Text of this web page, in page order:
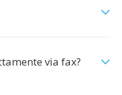
via fax?